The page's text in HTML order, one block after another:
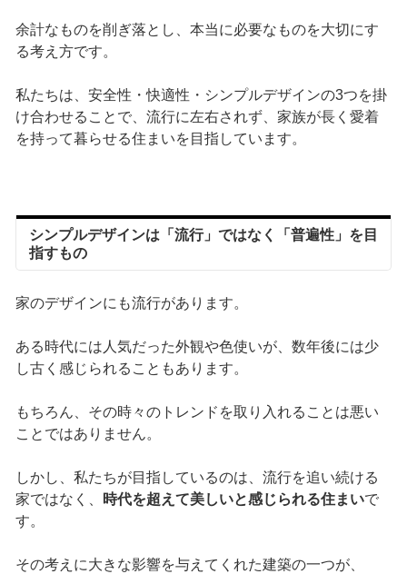
余計なものを削ぎ落とし、本当に必要なものを大切にす
る考え方です。
私たちは、安全性・快適性・シンプルデザインの3つを掛
け合わせることで、流行に左右されず、家族が長く愛着
を持って暮らせる住まいを目指しています。
シンプルデザインは「流行」ではなく「普遍性」を目
指すもの
家のデザインにも流行があります。
ある時代には人気だった外観や色使いが、数年後には少
し古く感じられることもあります。
もちろん、その時々のトレンドを取り入れることは悪い
ことではありません。
しかし、私たちが目指しているのは、流行を追い続ける
家ではなく、
時代を超えて美しいと感じられる住まいで
す。
その考えに大きな影響を与えてくれた建築の一つが、